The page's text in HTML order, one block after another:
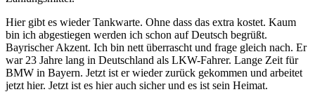
Hier gibt es wieder Tankwarte. Ohne dass das extra kostet. Kaum
bin ich abgestiegen werden ich schon auf Deutsch begrüßt.
Bayrischer Akzent. Ich bin nett überrascht und frage gleich nach. Er
war 23 Jahre lang in Deutschland als LKW-Fahrer. Lange Zeit für
BMW in Bayern. Jetzt ist er wieder zurück gekommen und arbeitet
jetzt hier. Jetzt ist es hier auch sicher und es ist sein Heimat.